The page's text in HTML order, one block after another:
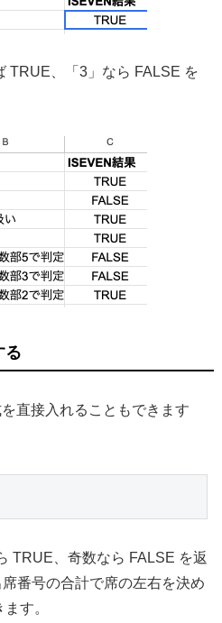
TRUE、「3」なら FALSE を
る
直接入れることもできます
TRUE、奇数なら FALSE を返
番号の合計で席の左右を決め
す。